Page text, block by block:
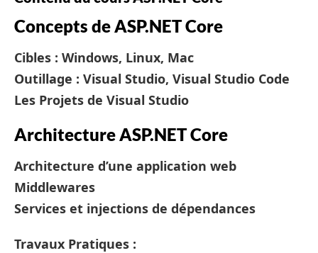
Concepts de ASP.NET Core
Cibles : Windows, Linux, Mac
Outillage : Visual Studio, Visual Studio Code
Les Projets de Visual Studio
Architecture ASP.NET Core
Architecture d’une application web
Middlewares
Services et injections de dépendances
Travaux Pratiques :